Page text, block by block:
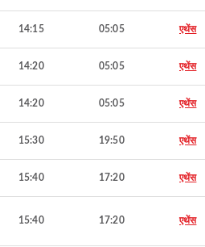
14:15 05:05 एथेंस
14:20 05:05 एथेंस
14:20 05:05 एथेंस
15:30 19:50 एथेंस
15:40 17:20 एथेंस
15:40 17:20 एथेंस